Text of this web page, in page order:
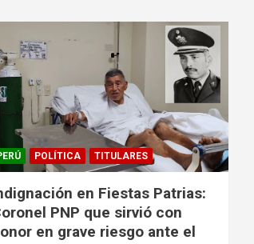
POLÍTICA TITULARES
en Fiestas Patrias:
PNP que sirvió con
en grave riesgo ante el